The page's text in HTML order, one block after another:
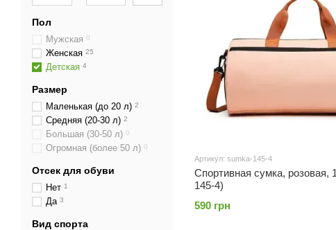
Артикул: sumka-145-4
Спортивная сумка, розовая,
145-4)
590 грн
Пол
Мужская 0
Женская 25
Детская 4
Размер
Маленькая (до 20 л) 2
Средняя (20-30 л) 2
Большая (30-50 л) 0
Огромная (более 50 л) 0
Отсек для обуви
Нет 1
Да 3
Вид спорта